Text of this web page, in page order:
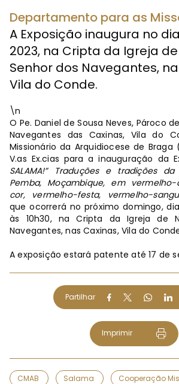
Departamento para as
A Exposição inaugura no
2023, na Cripta da Igreja
Senhor dos Navegantes,
Vila do Conde.
\n
O Pe. Daniel de Sousa Neves, Pároco
Navegantes das Caxinas, Vila do
Missionário da Arquidiocese de Braga
V.as Ex.cias para a inauguração da
SALAMA!” Traduções e tradições
Pemba, Moçambique, em
cor, vermelho-festa, vermelho-
que ocorrerá no próximo domingo,
às 10h30, na Cripta da Igreja de
Navegantes, nas Caxinas, Vila do
A exposição estará patente até 17 de
Partilhar
Imprimir
CMAB Salama
Cooperação